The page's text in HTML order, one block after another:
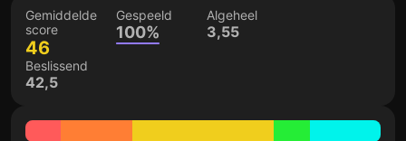
Gemiddelde
score
46
Gespeeld
100%
Algeheel
3,55
Beslissend
42,5